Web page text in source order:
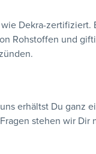
Dekra-zertifiziert.
Rohstoffen und
erhältst Du ganz
stehen wir Dir